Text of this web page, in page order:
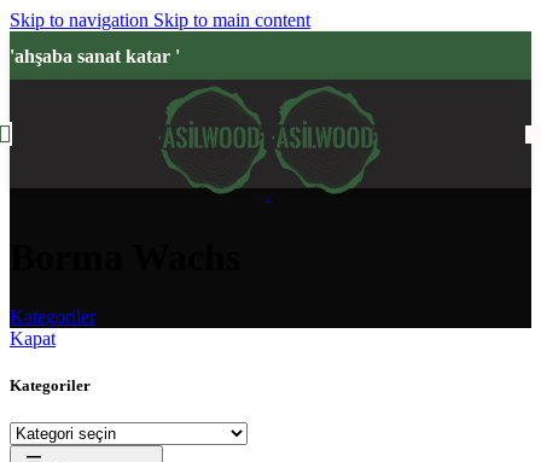
Skip to navigation Skip to main content
'ahşaba sanat katar '
Kategoriler
Kapat
Kategoriler